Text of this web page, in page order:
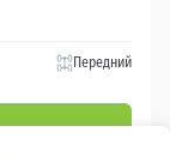
Передний